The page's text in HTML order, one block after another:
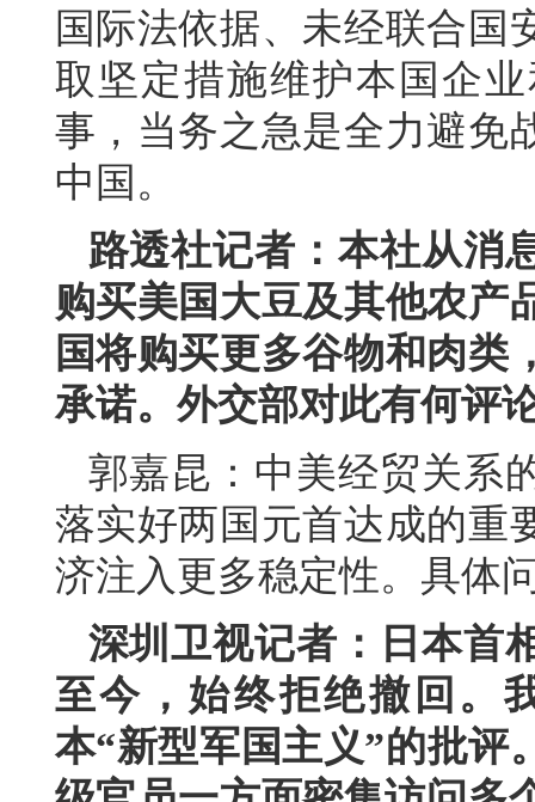
国际法依据、未经联合国
取坚定措施维护本国企
事，当务之急是全力避免
中国。
路透社记者：本社从消
购买美国大豆及其他农产
国将购买更多谷物和肉类
承诺。外交部对此有何评
郭嘉昆：中美经贸关系
落实好两国元首达成的重
济注入更多稳定性。具体
深圳卫视记者：日本首
至今，始终拒绝撤回。
本“新型军国主义”的批评